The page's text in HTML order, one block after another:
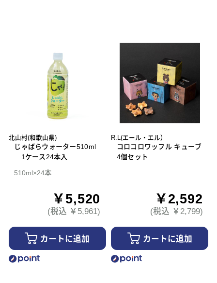
北山村(和歌山県)
じゃばらウォーター510ml
1ケース24本入
510ml×24本
￥5,520
(税込 ￥5,961)
カートに追加
R.L(エール・エル）
コロコロワッフル キューブ
4個セット
￥2,592
(税込 ￥2,799)
カートに追加